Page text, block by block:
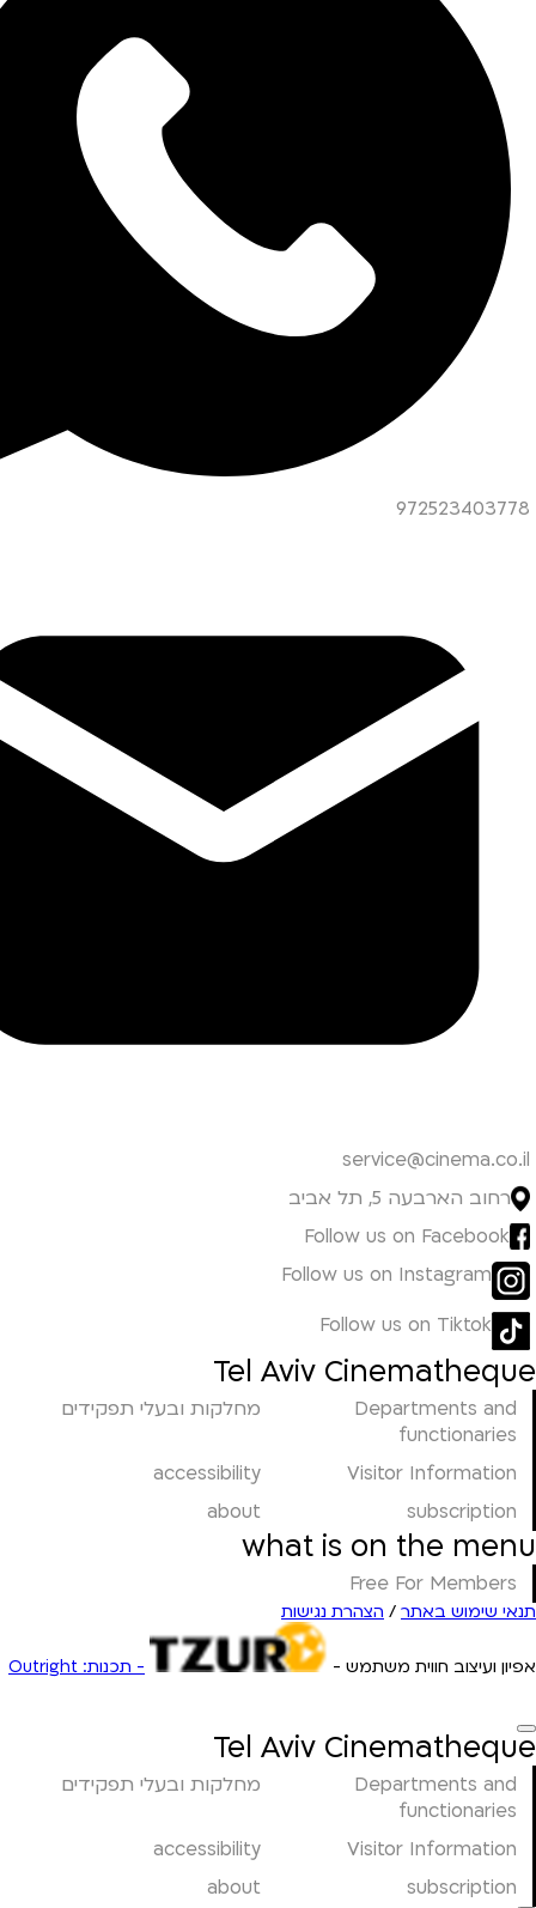
972523403778
service@cinema.co.il
רחוב הארבעה 5, תל אביב
Follow us on Facebook
Follow us on Instagram
Follow us on Tiktok
Tel Aviv Cinematheque
Departments and
functionaries
מחלקות ובעלי תפקידים
Visitor Information
accessibility
subscription
about
what is on the menu
Free For Members
תנאי שימוש באתר / הצהרת נגישות
אפיון ועיצוב חווית משתמש - - תכנות: Outright
Tel Aviv Cinematheque
Departments and
functionaries
מחלקות ובעלי תפקידים
Visitor Information
accessibility
subscription
about